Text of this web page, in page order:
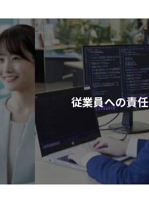
従業員への責任